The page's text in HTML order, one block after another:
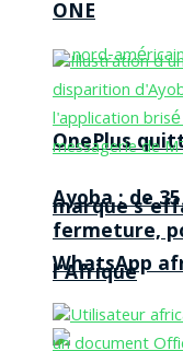
OnePlus
marque
l’Afrique
ONE
Ayoba : de
fermeture,
WhatsApp